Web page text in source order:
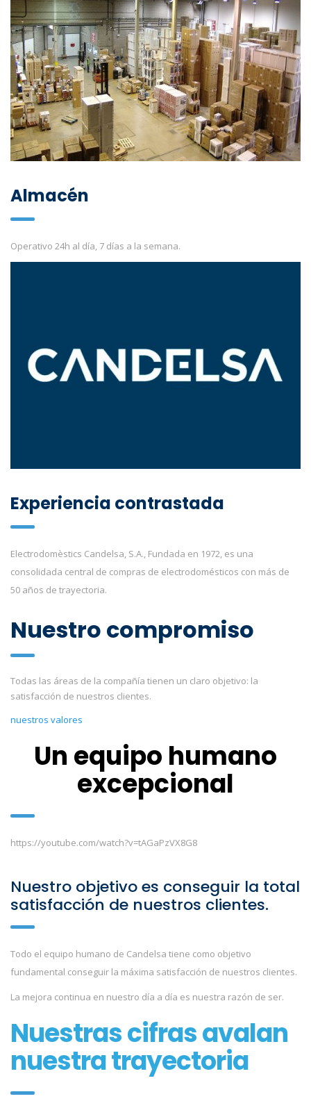
Almacén
Operativo 24h al día, 7 días a la semana.
Experiencia contrastada
Electrodomèstics Candelsa, S.A., Fundada en 1972, es una
consolidada central de compras de electrodomésticos con más de
50 años de trayectoria.
Nuestro compromiso
Todas las áreas de la compañía tienen un claro objetivo: la
satisfacción de nuestros clientes.
nuestros valores
Un equipo humano
excepcional
https://youtube.com/watch?v=tAGaPzVX8G8
Nuestro objetivo es conseguir la total
satisfacción de nuestros clientes.
Todo el equipo humano de Candelsa tiene como objetivo
fundamental conseguir la máxima satisfacción de nuestros clientes.
La mejora continua en nuestro día a día es nuestra razón de ser.
Nuestras cifras avalan
nuestra trayectoria